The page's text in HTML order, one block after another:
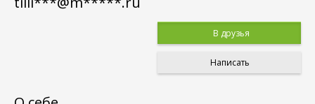
В друзья
Написать